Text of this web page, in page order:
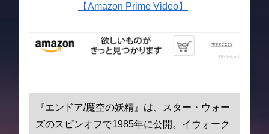
【Amazon Prime Video】
『エンドア/魔空の妖精』は、スター・ウォー
ズのスピンオフで1985年に公開。イウォーク